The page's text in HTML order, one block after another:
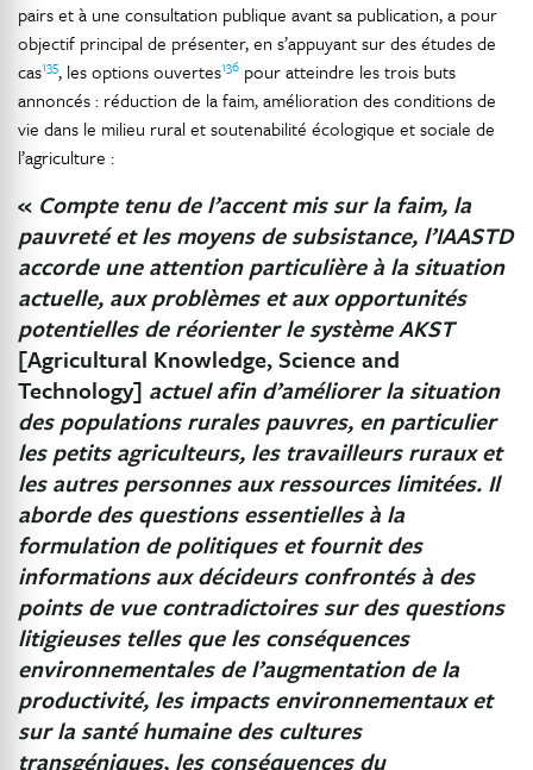
pairs et à une consultation publique avant sa publication, a pour
objectif principal de présenter, en s’appuyant sur des études de
cas135, les options ouvertes136 pour atteindre les trois buts
annoncés : réduction de la faim, amélioration des conditions de
vie dans le milieu rural et soutenabilité écologique et sociale de
l’agriculture :
« Compte tenu de l’accent mis sur la faim, la
pauvreté et les moyens de subsistance, l’IAASTD
accorde une attention particulière à la situation
actuelle, aux problèmes et aux opportunités
potentielles de réorienter le système AKST
[Agricultural Knowledge, Science and
Technology] actuel afin d’améliorer la situation
des populations rurales pauvres, en particulier
les petits agriculteurs, les travailleurs ruraux et
les autres personnes aux ressources limitées. Il
aborde des questions essentielles à la
formulation de politiques et fournit des
informations aux décideurs confrontés à des
points de vue contradictoires sur des questions
litigieuses telles que les conséquences
environnementales de l’augmentation de la
productivité, les impacts environnementaux et
sur la santé humaine des cultures
transgéniques, les conséquences du